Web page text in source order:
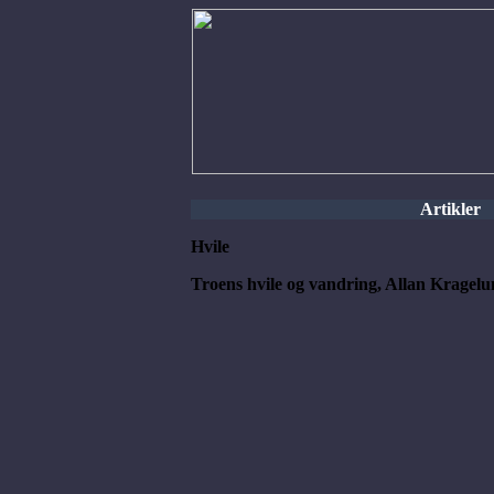
Artikler
Hvile
Troens hvile og vandring, Allan